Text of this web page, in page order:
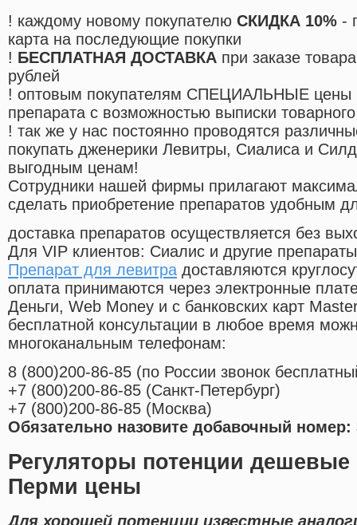
! каждому новому покупателю СКИДКА 10% -
карта на последующие покупки
! БЕСПЛАТНАЯ ДОСТАВКА при заказе
рублей
! оптовым покупателям СПЕЦИАЛЬНЫЕ цены
препарата с возможностью выписки
! так же у нас постоянно проводятся
покупать дженерики Левитры, Сиалиса и
выгодным ценам!
Cотрудники нашей фирмы прилагают
сделать приобретение препаратов удобным
доставка препаратов осуществляется без
Для VIP клиентов: Сиалис и другие
Препарат для левитра доставляются
оплата принимаются через электронные
Деньги, Web Money и с банковских карт
бесплатной консультации в любое время
многоканальным телефонам:
8 (800)200-86-85 (по России звонок
+7 (800)200-86-85 (Санкт-Петербург)
+7 (800)200-86-85 (Москва)
Обязательно назовите добавочный номер:
Регуляторы потенции
Перми цены
Для хорошей потенции известные